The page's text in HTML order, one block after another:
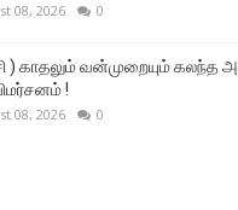
08, 2026 0
) காதலும் வன்முறையும் கலந்த
!
08, 2026 0